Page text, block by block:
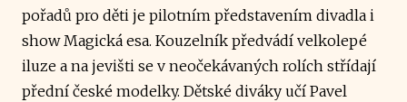
pořadů pro děti je pilotním představením divadla i
show Magická esa. Kouzelník předvádí velkolepé
iluze a na jevišti se v neočekávaných rolích střídají
přední české modelky. Dětské diváky učí Pavel